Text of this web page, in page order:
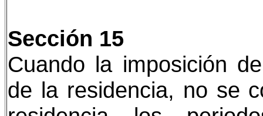
Sección 15
Cuando la imposición
de la residencia, no se